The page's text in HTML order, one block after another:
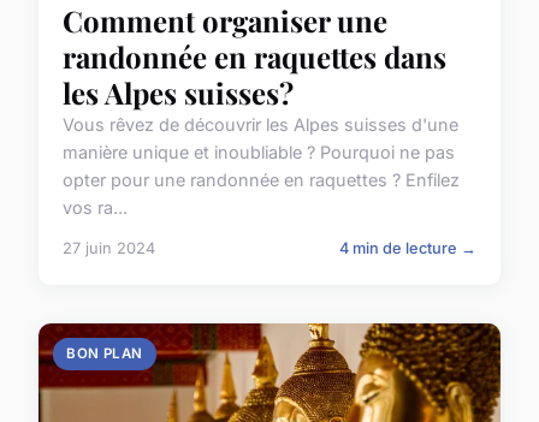
Comment organiser une
randonnée en raquettes dans
les Alpes suisses?
Vous rêvez de découvrir les Alpes suisses d'une
manière unique et inoubliable ? Pourquoi ne pas
opter pour une randonnée en raquettes ? Enfilez
vos ra...
27 juin 2024 4 min de lecture →
BON PLAN